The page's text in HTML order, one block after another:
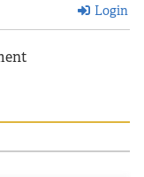
Login